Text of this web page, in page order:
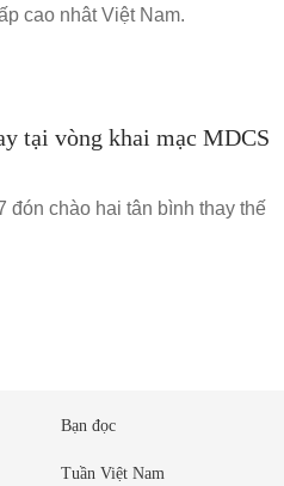
cao nhât Việt Nam.
tại vòng khai mạc MDCS
đón chào hai tân bình thay thế
Bạn đọc
Tuần Việt Nam